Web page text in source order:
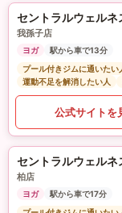
セントラルウェルネ
我孫子店
ヨガ
駅から車で13分
プール付きジムに通いたい
運動不足を解消したい人
公式サイトを
セントラルウェル
柏店
ヨガ
駅から車で17分